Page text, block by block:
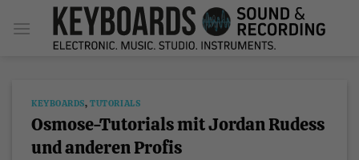
Inhalt
KEYBOARDS,TUTORIALS
Osmose-Tutorials mit Jordan Rudess
und anderen Profis